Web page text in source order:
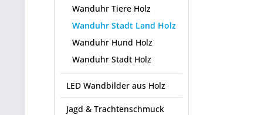
Wanduhr Tiere Holz
Wanduhr Stadt Land Holz
Wanduhr Hund Holz
Wanduhr Stadt Holz
LED Wandbilder aus Holz
Jagd & Trachtenschmuck